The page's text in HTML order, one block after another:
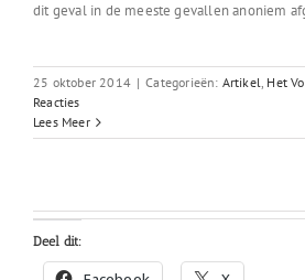
dit geval in de meeste gevallen anoniem
25 oktober 2014 | Categorieën: Artikel, Het
Reacties
Lees Meer
Deel dit: